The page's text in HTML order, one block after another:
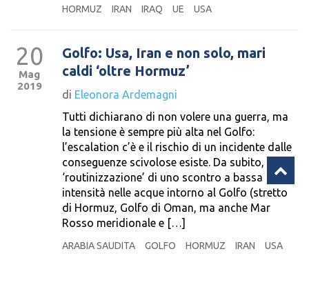
HORMUZ IRAN IRAQ UE USA
20
Mag
2019
Golfo: Usa, Iran e non solo, mari
caldi ‘oltre Hormuz’
di Eleonora Ardemagni
Tutti dichiarano di non volere una guerra, ma
la tensione è sempre più alta nel Golfo:
l’escalation c’è e il rischio di un incidente dalle
conseguenze scivolose esiste. Da subito, la
‘routinizzazione’ di uno scontro a bassa
intensità nelle acque intorno al Golfo (stretto
di Hormuz, Golfo di Oman, ma anche Mar
Rosso meridionale e […]
ARABIA SAUDITA GOLFO HORMUZ IRAN USA